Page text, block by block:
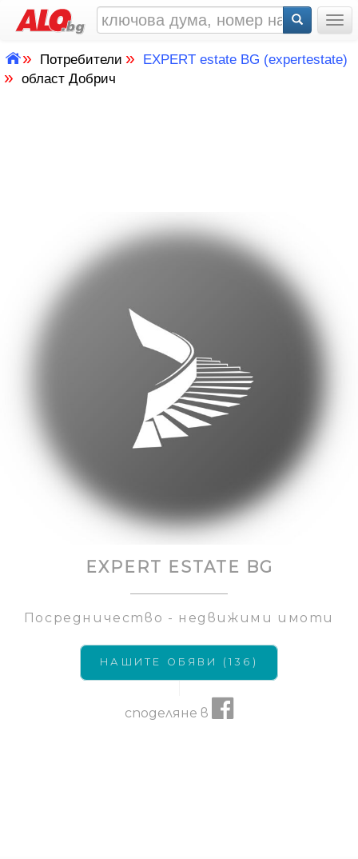
» Потребители» EXPERT estate BG (expertestate)
» област Добрич
EXPERT ESTATE BG
Посредничество - недвижими имоти
НАШИТЕ ОБЯВИ (136)
споделяне в